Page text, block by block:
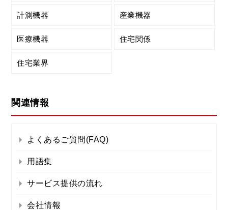
計測機器 産業機器
医療機器 住宅関係
住宅業界
関連情報
よくあるご質問(FAQ)
用語集
サービス提供の流れ
会社情報